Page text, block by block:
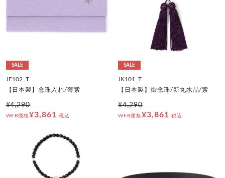
SALE
JF102_T
【日本製】念珠入れ/薄紫
¥4,290
WEB価格¥3,861 税込
SALE
JK101_T
【日本製】御念珠/新丸水晶/紫
¥4,290
WEB価格¥3,861 税込